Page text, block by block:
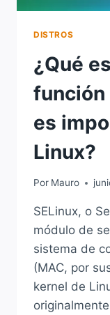
DISTROS
¿Qué
función
es
Linux?
Por Mauro
SELinux, o
módulo de
sistema de
(MAC, por
kernel de